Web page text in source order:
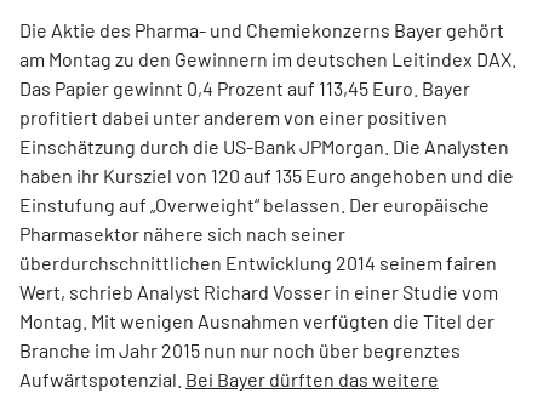
Die Aktie des Pharma- und Chemiekonzerns Bayer gehört
am Montag zu den Gewinnern im deutschen Leitindex DAX.
Das Papier gewinnt 0,4 Prozent auf 113,45 Euro. Bayer
profitiert dabei unter anderem von einer positiven
Einschätzung durch die US-Bank JPMorgan. Die Analysten
haben ihr Kursziel von 120 auf 135 Euro angehoben und die
Einstufung auf „Overweight“ belassen. Der europäische
Pharmasektor nähere sich nach seiner
überdurchschnittlichen Entwicklung 2014 seinem fairen
Wert, schrieb Analyst Richard Vosser in einer Studie vom
Montag. Mit wenigen Ausnahmen verfügten die Titel der
Branche im Jahr 2015 nun nur noch über begrenztes
Aufwärtspotenzial. Bei Bayer dürften das weitere